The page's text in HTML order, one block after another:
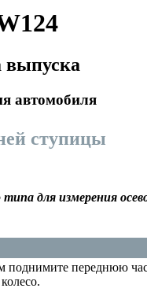
выпуска
автомобиля
ступицы
типа для измерения
поднимите переднюю